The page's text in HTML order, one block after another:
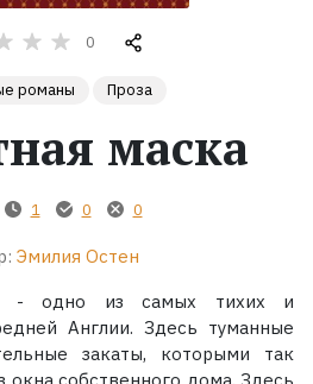
0
романы Проза
маска
1 0 0
Эмилия Остен
- одно из самых тихих и
Англии. Здесь туманные
закаты, которыми так